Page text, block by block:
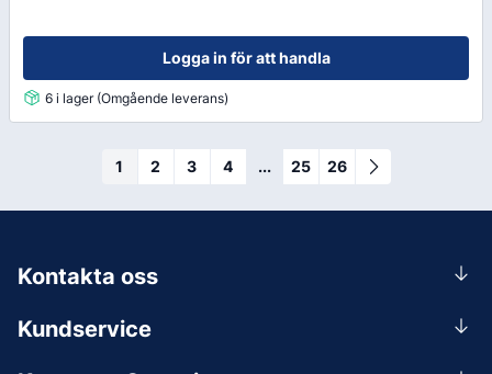
Logga in för att handla
6 i lager (Omgående leverans)
1 2 3 4 ... 25 26
Kundservice
Kontakta oss
0156-409 00
Mån-Tors 07.30-16:30, Fre 07.30-15.00.
Lunchstängt 12:00-12:30